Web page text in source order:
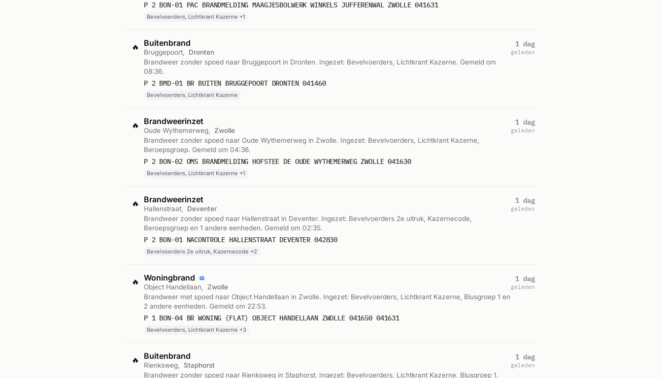
P 2 BON-01 PAC BRANDMELDING MAAGJESBOLWERK WINKELS JUFFERENWAL ZWOLLE 041631
Bevelvoerders, Lichtkrant Kazerne +1
🔥 Buitenbrand
Bruggepoort,
Dronten
Brandweer zonder spoed naar Bruggepoort in Dronten. Ingezet: Bevelvoerders, Lichtkrant Kazerne. Gemeld om
08:36.
P 2 BMD-01 BR BUITEN BRUGGEPOORT DRONTEN 041460
Bevelvoerders, Lichtkrant Kazerne
1 dag
geleden
🔥 Brandweerinzet
Oude Wythemerweg, Zwolle
Brandweer zonder spoed naar Oude Wythemerweg in Zwolle. Ingezet: Bevelvoerders, Lichtkrant Kazerne,
Beroepsgroep. Gemeld om 04:36.
P 2 BON-02 OMS BRANDMELDING HOFSTEE DE OUDE WYTHEMERWEG ZWOLLE 041630
Bevelvoerders, Lichtkrant Kazerne +1
1 dag
geleden
🔥 Brandweerinzet
Hallenstraat,
Deventer
Brandweer zonder spoed naar Hallenstraat in Deventer. Ingezet: Bevelvoerders 2e uitruk, Kazernecode,
Beroepsgroep en 1 andere eenheden. Gemeld om 02:35.
P 2 BON-01 NACONTROLE HALLENSTRAAT DEVENTER 042830
Bevelvoerders 2e uitruk, Kazernecode +2
1 dag
geleden
🔥 Woningbrand
Object Handellaan, Zwolle
Brandweer met spoed naar Object Handellaan in Zwolle. Ingezet: Bevelvoerders, Lichtkrant Kazerne, Blusgroep 1 en
2 andere eenheden. Gemeld om 22:53.
P 1 BON-04 BR WONING (FLAT) OBJECT HANDELLAAN ZWOLLE 041650 041631
Bevelvoerders, Lichtkrant Kazerne +3
1 dag
geleden
🔥 Buitenbrand
Rienksweg, Staphorst
Brandweer zonder spoed naar Rienksweg in Staphorst. Ingezet: Bevelvoerders, Lichtkrant Kazerne, Blusgroep 1.
1 dag
geleden